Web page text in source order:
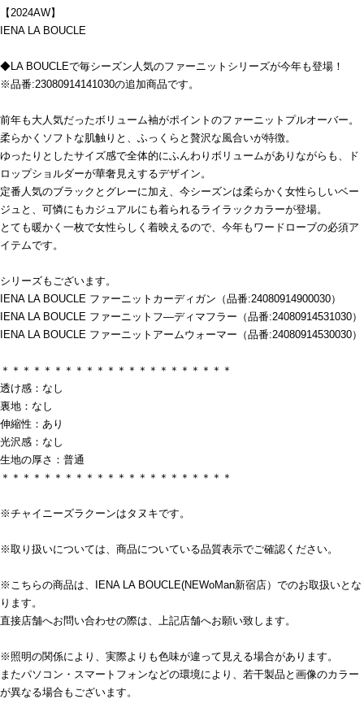
【2024AW】
IENA LA BOUCLE
◆LA BOUCLEで毎シーズン人気のファーニットシリーズが今年も登場！
※品番:23080914141030の追加商品です。
前年も大人気だったボリューム袖がポイントのファーニットプルオーバー。
柔らかくソフトな肌触りと、ふっくらと贅沢な風合いが特徴。
ゆったりとしたサイズ感で全体的にふんわりボリュームがありながらも、ド
ロップショルダーが華奢見えするデザイン。
定番人気のブラックとグレーに加え、今シーズンは柔らかく女性らしいベー
ジュと、可憐にもカジュアルにも着られるライラックカラーが登場。
とても暖かく一枚で女性らしく着映えるので、今年もワードローブの必須ア
イテムです。
シリーズもございます。
IENA LA BOUCLE ファーニットカーディガン（品番:24080914900030）
IENA LA BOUCLE ファーニットフ―ディマフラー（品番:24080914531030）
IENA LA BOUCLE ファーニットアームウォーマー（品番:24080914530030）
＊＊＊＊＊＊＊＊＊＊＊＊＊＊＊＊＊＊＊＊＊＊
透け感：なし
裏地：なし
伸縮性：あり
光沢感：なし
生地の厚さ：普通
＊＊＊＊＊＊＊＊＊＊＊＊＊＊＊＊＊＊＊＊＊＊
※チャイニーズラクーンはタヌキです。
※取り扱いについては、商品についている品質表示でご確認ください。
※こちらの商品は、IENA LA BOUCLE(NEWoMan新宿店）でのお取扱いとな
ります。
直接店舗へお問い合わせの際は、上記店舗へお願い致します。
※照明の関係により、実際よりも色味が違って見える場合があります。
またパソコン・スマートフォンなどの環境により、若干製品と画像のカラー
が異なる場合もございます。